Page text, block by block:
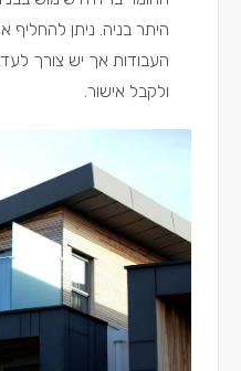
היתר בניה. ניתן
העבודות אך יש צורך
ולקבל אישור.